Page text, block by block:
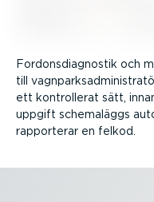
Fordons­di­a­gnostik och
till
ett kontrol­lerat sätt,
uppgift schemaläggs
rapporterar en felkod.